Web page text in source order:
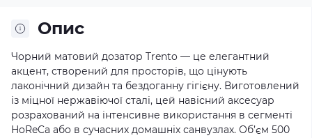
Опис
Чорний матовий дозатор Trento — це елегантний
акцент, створений для просторів, що цінують
лаконічний дизайн та бездоганну гігієну. Виготовлений
із міцної нержавіючої сталі, цей навісний аксесуар
розрахований на інтенсивне використання в сегменті
HoReCa або в сучасних домашніх санвузлах. Об’єм 500